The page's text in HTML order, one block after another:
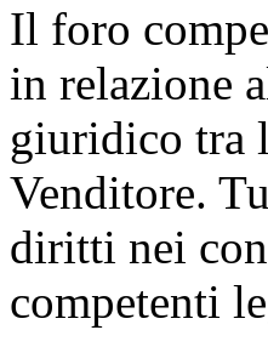
Il foro
in relazione
giuridico tra
Venditore.
diritti nei
competenti